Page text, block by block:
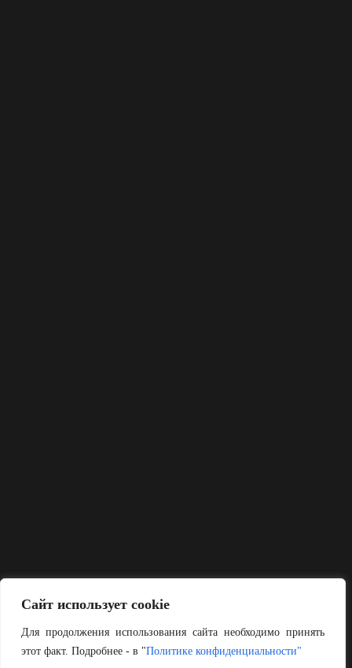
Сайт использует cookie
Для продолжения использования сайта необходимо принять
этот факт. Подробнее - в "Политике конфиденциальности"